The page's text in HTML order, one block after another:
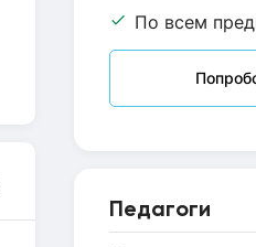
По всем
Педагоги